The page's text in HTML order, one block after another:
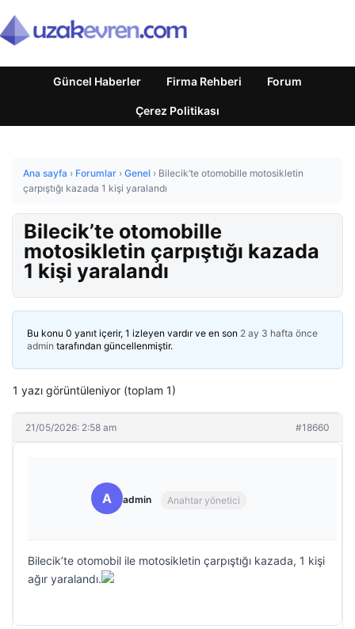
Güncel Haberler Firma Rehberi Forum
Çerez Politikası
Ana sayfa › Forumlar › Genel › Bilecik’te otomobille motosikletin
çarpıştığı kazada 1 kişi yaralandı
Bilecik’te otomobille
motosikletin çarpıştığı kazada
1 kişi yaralandı
Bu konu 0 yanıt içerir, 1 izleyen vardır ve en son 2 ay 3 hafta önce
admin tarafından güncellenmiştir.
1 yazı görüntüleniyor (toplam 1)
21/05/2026: 2:58 am #18660
A admin Anahtar yönetici
Bilecik’te otomobil ile motosikletin çarpıştığı kazada, 1 kişi
ağır yaralandı.